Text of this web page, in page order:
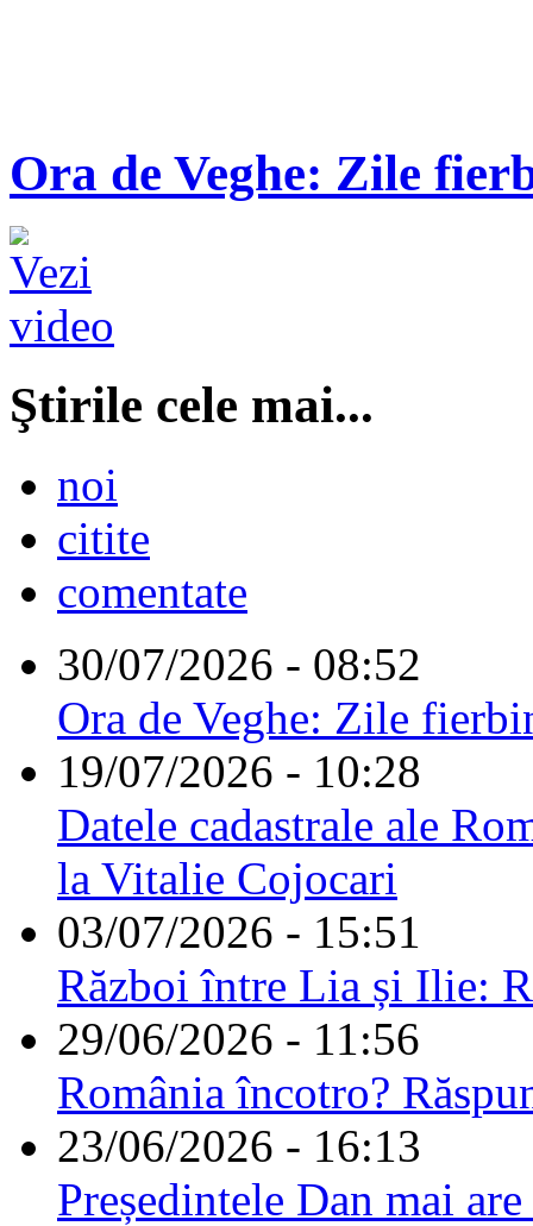
Ora de Veghe: Zile
Ştirile cele mai...
noi
citite
comentate
30/07/2026 - 08:52
Ora de Veghe: Zile
19/07/2026 - 10:28
Datele cadastrale ale
la Vitalie Cojocari
03/07/2026 - 15:51
Război între Lia și Ilie:
29/06/2026 - 11:56
România încotro?
23/06/2026 - 16:13
Președintele Dan mai